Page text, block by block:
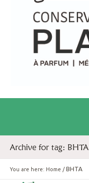
Archive for tag: BHTA
You are here: Home / BHTA